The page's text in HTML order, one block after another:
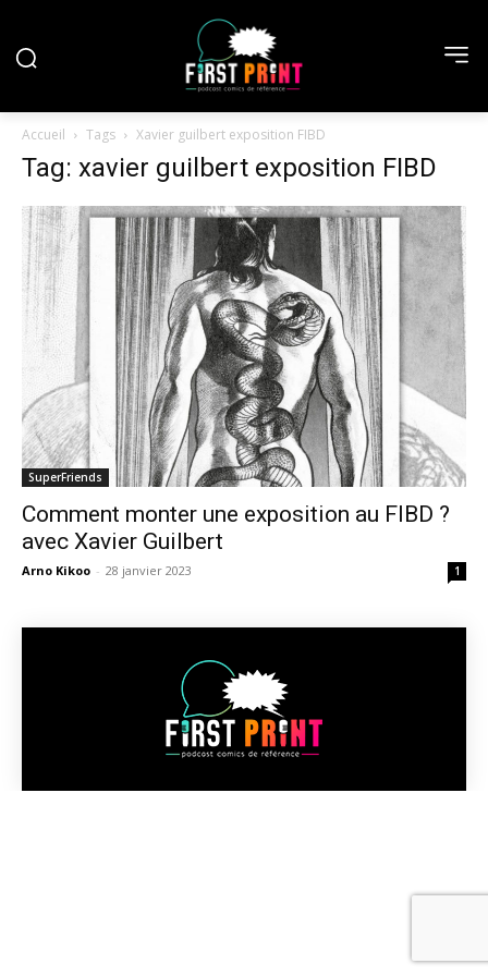
Accueil Tags Xavier guilbert exposition FIBD
Tag: xavier guilbert exposition FIBD
SuperFriends
Comment monter une exposition au FIBD ?
avec Xavier Guilbert
Arno Kikoo - 28 janvier 2023 1